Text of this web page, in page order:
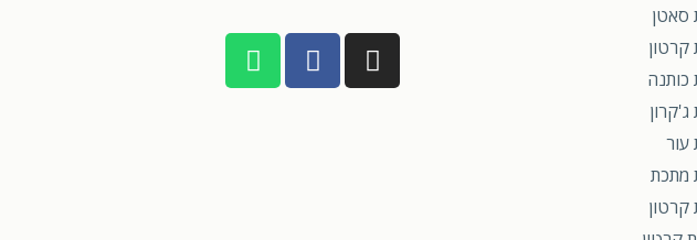
סאטן
קרטון
כותנה
ג'קרון
עור
מתכת